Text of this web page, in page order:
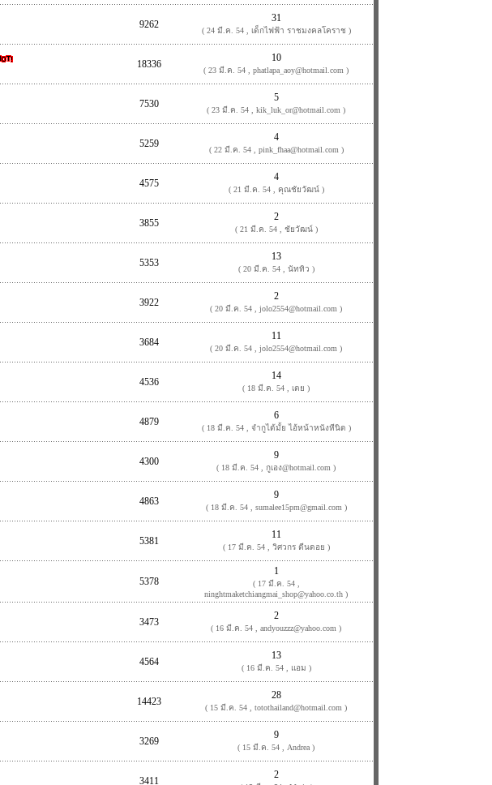
9262
31
( 24 มี.ค. 54 , เด็กไฟฟ้า ราชมงคลโคราช )
18336
10
( 23 มี.ค. 54 , phatlapa_aoy@hotmail.com )
7530
5
( 23 มี.ค. 54 , kik_luk_or@hotmail.com )
5259
4
( 22 มี.ค. 54 , pink_fhaa@hotmail.com )
4575
4
( 21 มี.ค. 54 , คุณชัยวัฒน์ )
3855
2
( 21 มี.ค. 54 , ชัยวัฒน์ )
5353
13
( 20 มี.ค. 54 , นัททิว )
3922
2
( 20 มี.ค. 54 , jolo2554@hotmail.com )
3684
11
( 20 มี.ค. 54 , jolo2554@hotmail.com )
4536
14
( 18 มี.ค. 54 , เตย )
4879
6
( 18 มี.ค. 54 , จำกูได้มั้ย ไอ้หน้าหนังหีนิด )
4300
9
( 18 มี.ค. 54 , กูเอง@hotmail.com )
4863
9
( 18 มี.ค. 54 , sumalee15pm@gmail.com )
5381
11
( 17 มี.ค. 54 , วิศวกร ตีนดอย )
5378
1
( 17 มี.ค. 54 ,
ninghtmaketchiangmai_shop@yahoo.co.th )
3473
2
( 16 มี.ค. 54 , andyouzzz@yahoo.com )
4564
13
( 16 มี.ค. 54 , แอม )
14423
28
( 15 มี.ค. 54 , totothailand@hotmail.com )
3269
9
( 15 มี.ค. 54 , Andrea )
3411
2